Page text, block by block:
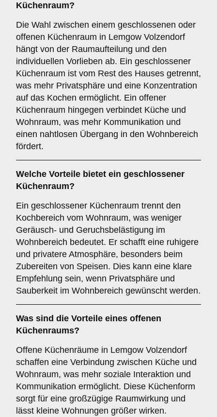
Küchenraum?
Die Wahl zwischen einem geschlossenen oder
offenen Küchenraum in Lemgow Volzendorf
hängt von der Raumaufteilung und den
individuellen Vorlieben ab. Ein geschlossener
Küchenraum ist vom Rest des Hauses getrennt,
was mehr Privatsphäre und eine Konzentration
auf das Kochen ermöglicht. Ein offener
Küchenraum hingegen verbindet Küche und
Wohnraum, was mehr Kommunikation und
einen nahtlosen Übergang in den Wohnbereich
fördert.
Welche Vorteile bietet ein geschlossener
Küchenraum?
Ein geschlossener Küchenraum trennt den
Kochbereich vom Wohnraum, was weniger
Geräusch- und Geruchsbelästigung im
Wohnbereich bedeutet. Er schafft eine ruhigere
und privatere Atmosphäre, besonders beim
Zubereiten von Speisen. Dies kann eine klare
Empfehlung sein, wenn Privatsphäre und
Sauberkeit im Wohnbereich gewünscht werden.
Was sind die Vorteile eines offenen
Küchenraums?
Offene Küchenräume in Lemgow Volzendorf
schaffen eine Verbindung zwischen Küche und
Wohnraum, was mehr soziale Interaktion und
Kommunikation ermöglicht. Diese Küchenform
sorgt für eine großzügige Raumwirkung und
lässt kleine Wohnungen größer wirken.